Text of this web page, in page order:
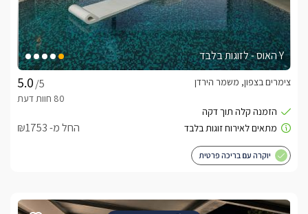
Y האוס - לזוגות בלבד
/5
צימרים בצפון, משמר הירדן
החל מ- ₪1753
יוקרה עם בריכה פרטית